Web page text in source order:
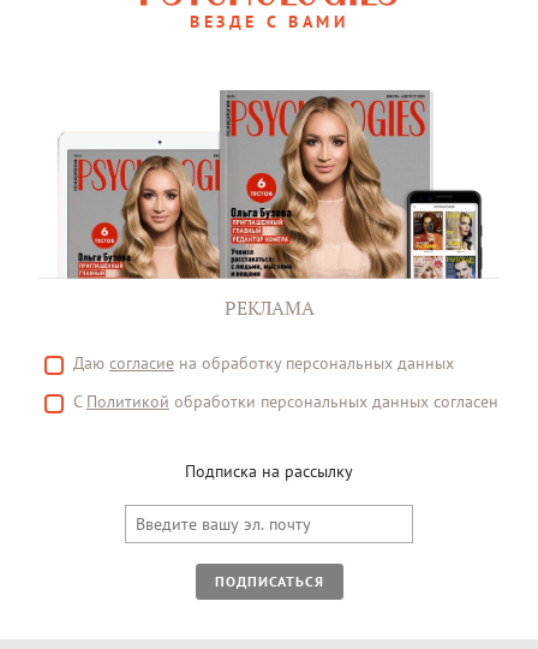
ВЕЗДЕ С ВАМИ
РЕКЛАМА
Даю согласие на обработку персональных данных
С Политикой обработки персональных данных согласен
Подписка на рассылку
ПОДПИСАТЬСЯ